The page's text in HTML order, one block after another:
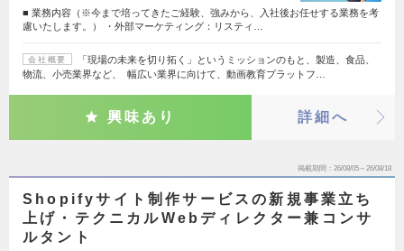
■ 業務内容（※今まで培ってきたご経験、強みから、入社後お任せする業務を考
慮いたします。） ・外部マーケティング：リスティ…
会社概要
「現場の未来を切り拓く」というミッションのもと、製造、食品、
物流、小売業界など、 幅広い業界に向けて、動画教育プラットフ…
興味あり 詳細へ
掲載期間 26/08/05～26/08/18
Shopifyサイト制作サービスの新規事業立ち
上げ・テクニカルWebディレクター兼コンサ
ルタント